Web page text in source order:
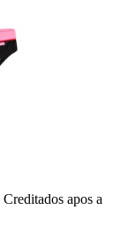
Creditados apos a